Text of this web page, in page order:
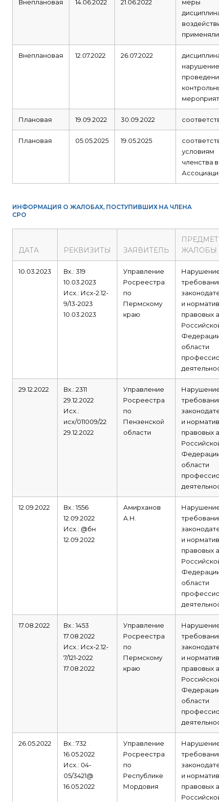
Внеплановая 14.06.2022 21.06.2022
меры
Внеплановая 12.07.2022 26.07.2022
Плановая 19.09.2022 30.09.2022
Плановая 05.05.2025 19.05.2025
условиям
членства в
ИНФОРМАЦИЯ О ЖАЛОБАХ, ПОСТУПИВШИХ НА ЧЛЕНА
СРО
ДАТА РЕКВИЗИТЫ ЗАЯВИТЕЛЬ
ПРЕДМЕТ
ЖАЛОБЫ
10.03.2023
Вх.: 319
10.03.2023
Исх.: Исх-2.12-
9/13-2023
10.03.2023
Управление
Росреестра
по
Пермскому
краю
и
правовых
области
29.12.2022
Вх.: 2311
29.12.2022
Исх.:
исх/011009/22
29.12.2022
Управление
Росреестра
по
Пензенской
области
и
правовых
области
12.09.2022
Вх.: 1556
12.09.2022
Исх.: @бн
12.09.2022
Амирханов
А.Н.
и
правовых
области
17.08.2022
Вх.: 1453
17.08.2022
Исх.: Исх-2.12-
7/121-2022
17.08.2022
Управление
Росреестра
по
Пермскому
краю
и
правовых
области
26.05.2022
Вх.: 732
16.05.2022
Исх.: 04-
05/3421@
16.05.2022
Управление
Росреестра
по
Республике
Мордовия
и
правовых